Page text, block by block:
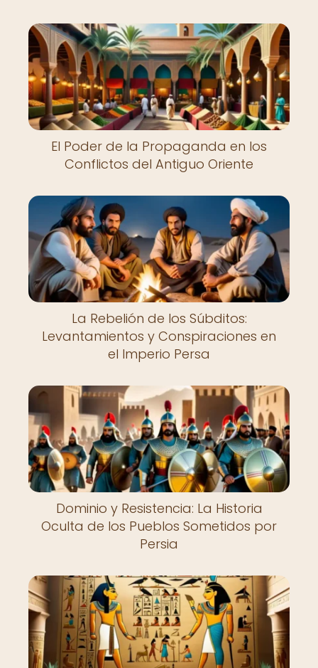
El Poder de la Propaganda en los
Conflictos del Antiguo Oriente
La Rebelión de los Súbditos:
Levantamientos y Conspiraciones en
el Imperio Persa
Dominio y Resistencia: La Historia
Oculta de los Pueblos Sometidos por
Persia